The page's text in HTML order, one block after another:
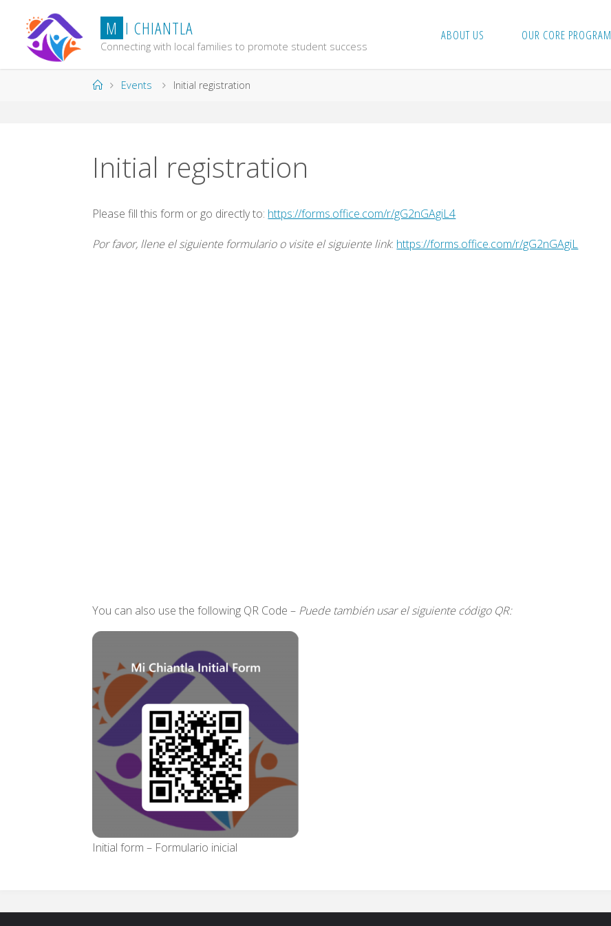
content
M I CHIANTLA
Connecting with local families to promote student success
ABOUT US OUR CORE PROGRAM
HomeEvents Initial registration
Initial registration
Please fill this form or go directly to: https://forms.office.com/r/gG2nGAgiL4
Por favor, llene el siguiente formulario o visite el siguiente link: https://forms.office.com/r/gG2nGAgiL
You can also use the following QR Code – Puede también usar el siguiente código QR:
Initial form – Formulario inicial